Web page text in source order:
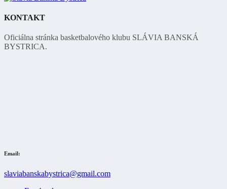
KONTAKT
Oficiálna stránka basketbalového klubu SLÁVIA BANSKÁ
BYSTRICA.
Email:
slaviabanskabystrica@gmail.com